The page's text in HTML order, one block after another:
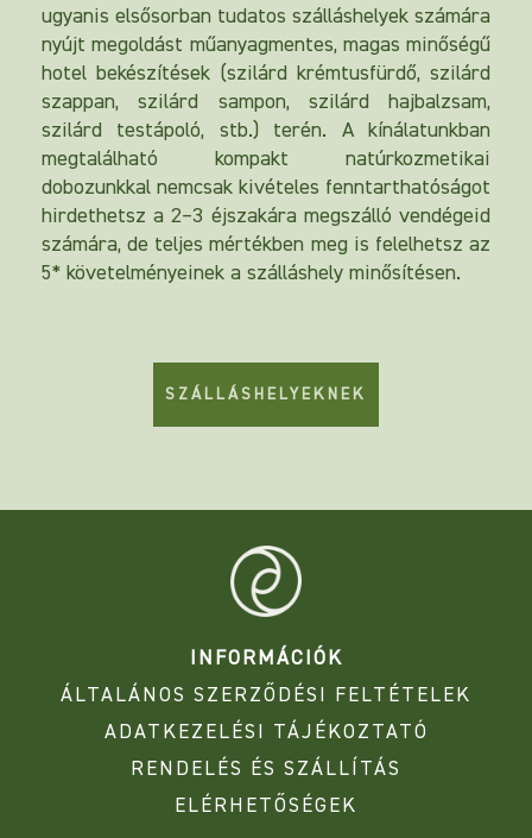
ugyanis elsősorban tudatos szálláshelyek számára
nyújt megoldást műanyagmentes, magas minőségű
hotel bekészítések (szilárd krémtusfürdő, szilárd
szappan, szilárd sampon, szilárd hajbalzsam,
szilárd testápoló, stb.) terén. A kínálatunkban
megtalálható kompakt natúrkozmetikai
dobozunkkal nemcsak kivételes fenntarthatóságot
hirdethetsz a 2–3 éjszakára megszálló vendégeid
számára, de teljes mértékben meg is felelhetsz az
5* követelményeinek a szálláshely minősítésen.
SZÁLLÁSHELYEKNEK
INFORMÁCIÓK
ÁLTALÁNOS SZERZŐDÉSI FELTÉTELEK
ADATKEZELÉSI TÁJÉKOZTATÓ
RENDELÉS ÉS SZÁLLÍTÁS
ELÉRHETŐSÉGEK